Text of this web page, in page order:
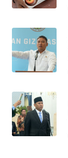
WN
BARAT
WN
RIAU
WN
SERAMBI
WN
JAMBI